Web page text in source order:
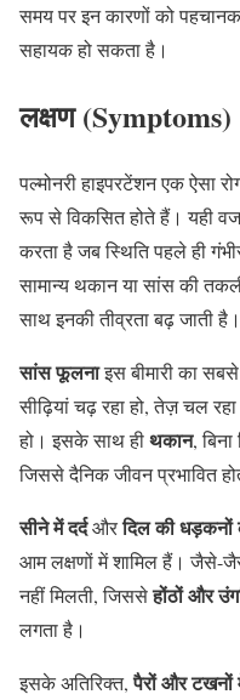
समय पर इन कारणों को
सहायक हो सकता है।
लक्षण (Symptoms)
पल्मोनरी हाइपरटेंशन एक ऐसा
रूप से विकसित होते हैं। यही
करता है जब स्थिति पहले ही
सामान्य थकान या सांस की
साथ इनकी तीव्रता बढ़ जाती है।
सांस फूलनाइस बीमारी का
सीढ़ियां चढ़ रहा हो, तेज़ चल रहा
हो। इसके साथ हीथकान,
जिससे दैनिक जीवन प्रभावित
सीने में दर्दऔरदिल की धड़कनों
आम लक्षणों में शामिल हैं। जैसे-
नहीं मिलती, जिससेहोंठों और
लगता है।
इसके अतिरिक्त,पैरों और टखनों